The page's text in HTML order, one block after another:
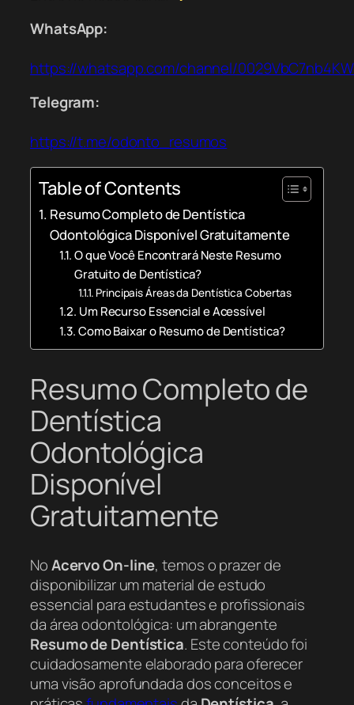
WhatsApp:
https://whatsapp.com/channel/
Telegram:
https://t.me/odonto_resumos
Table of Contents
Resumo Completo de Dentística
Odontológica Disponível Gratuitamente
O que Você Encontrará Neste Resumo
Gratuito de Dentística?
Principais Áreas da Dentística Cobertas
Um Recurso Essencial e Acessível
Como Baixar o Resumo de Dentística?
Resumo Completo de
Dentística
Odontológica
Disponível
Gratuitamente
NoAcervo On-line, temos o prazer de
disponibilizar um material de estudo
essencial para estudantes e profissionais
da área odontológica: um abrangente
Resumo de Dentística. Este conteúdo foi
cuidadosamente elaborado para oferecer
uma visão aprofundada dos conceitos e